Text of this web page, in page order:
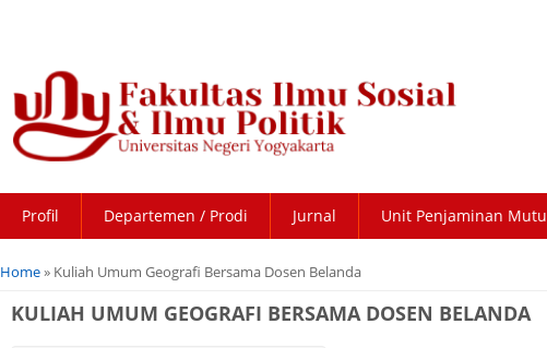
Profil Departemen / Prodi Jurnal Unit Penjaminan Mutu
You are here
Home» Kuliah Umum Geografi Bersama Dosen Belanda
KULIAH UMUM GEOGRAFI BERSAMA DOSEN BELANDA